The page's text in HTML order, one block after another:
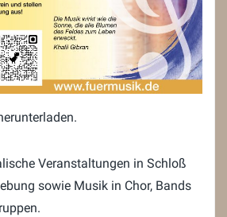
Veranstaltungen in Schloß
sowie Musik in Chor, Bands